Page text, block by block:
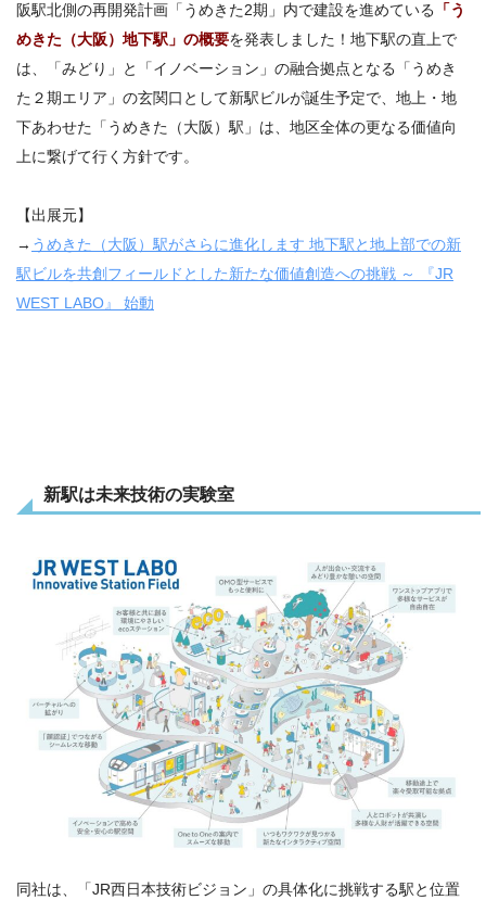
阪駅北側の再開発計画「うめきた2期」内で建設を進めている
「う
めきた（大阪）地下駅」の概要を発表しました！地下駅の直上で
は、「みどり」と「イノベーション」の融合拠点となる「うめき
た２期エリア」の玄関口として新駅ビルが誕生予定で、地上・地
下あわせた「うめきた（大阪）駅」は、地区全体の更なる価値向
上に繋げて行く方針です。
【出展元】
→ うめきた（大阪）駅がさらに進化します 地下駅と地上部での新
駅ビルを共創フィールドとした新たな価値創造への挑戦 ～ 『JR
WEST LABO』 始動
新駅は未来技術の実験室
同社は、「JR西日本技術ビジョン」の具体化に挑戦する駅と位置